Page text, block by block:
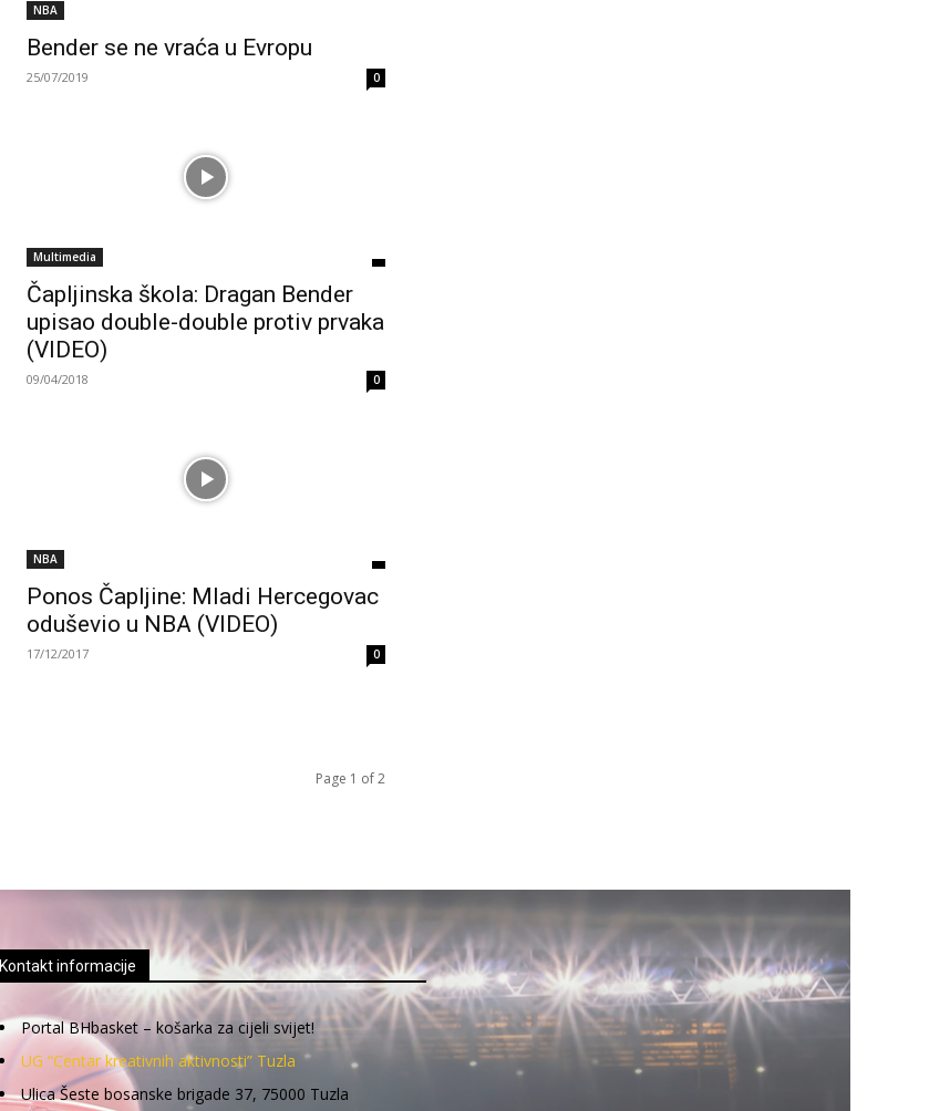
NBA
Bender se ne vraća u Evropu
25/07/2019 0
Multimedia
Čapljinska škola: Dragan Bender
upisao double-double protiv prvaka
(VIDEO)
09/04/2018 0
NBA
Ponos Čapljine: Mladi Hercegovac
oduševio u NBA (VIDEO)
17/12/2017 0
Page 1 of 2
Kontakt informacije
Portal BHbasket – košarka za cijeli svijet!
UG “Centar kreativnih aktivnosti” Tuzla
Ulica Šeste bosanske brigade 37, 75000 Tuzla